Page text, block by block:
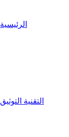
الرئيسية
التقنية التوثيق